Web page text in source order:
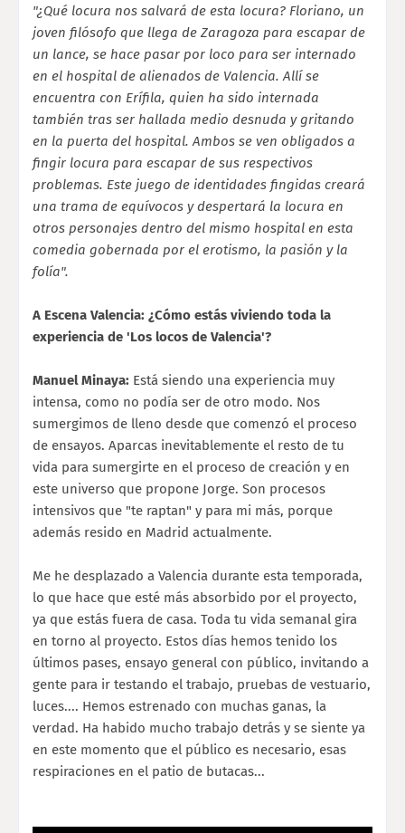
"¿Qué locura nos salvará de esta locura? Floriano, un
joven filósofo que llega de Zaragoza para escapar de
un lance, se hace pasar por loco para ser internado
en el hospital de alienados de Valencia. Allí se
encuentra con Erífila, quien ha sido internada
también tras ser hallada medio desnuda y gritando
en la puerta del hospital. Ambos se ven obligados a
fingir locura para escapar de sus respectivos
problemas. Este juego de identidades fingidas creará
una trama de equívocos y despertará la locura en
otros personajes dentro del mismo hospital en esta
comedia gobernada por el erotismo, la pasión y la
folía".
A Escena Valencia: ¿Cómo estás viviendo toda la
experiencia de 'Los locos de Valencia'?
Manuel Minaya: Está siendo una experiencia muy
intensa, como no podía ser de otro modo. Nos
sumergimos de lleno desde que comenzó el proceso
de ensayos. Aparcas inevitablemente el resto de tu
vida para sumergirte en el proceso de creación y en
este universo que propone Jorge. Son procesos
intensivos que "te raptan" y para mi más, porque
además resido en Madrid actualmente.
Me he desplazado a Valencia durante esta temporada,
lo que hace que esté más absorbido por el proyecto,
ya que estás fuera de casa. Toda tu vida semanal gira
en torno al proyecto. Estos días hemos tenido los
últimos pases, ensayo general con público, invitando a
gente para ir testando el trabajo, pruebas de vestuario,
luces.... Hemos estrenado con muchas ganas, la
verdad. Ha habido mucho trabajo detrás y se siente ya
en este momento que el público es necesario, esas
respiraciones en el patio de butacas...